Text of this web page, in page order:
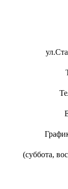
(суббота,